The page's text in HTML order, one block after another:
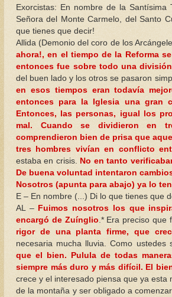
Exorcistas: En nombre de la
Señora del Monte Carmelo, del Santo
que tienes que decir!
Allida (Demonio del coro de los
ahora!, en el tiempo de la Reforma
entonces fue sobre todo una
del buen lado y los otros se pasaron
en esos tiempos eran todavía
entonces para la Iglesia una gran
Entonces, las personas, igual los
mal. Cuando se dividieron en
comprendieron bien de prisa que
tres hombres vivían en conflicto
estaba en crisis.
No en tanto
De buena voluntad intentaron
Nosotros (apunta para abajo) ya lo
E – En nombre (...) Di lo que tienes que
AL – Fuimos nosotros los que
encargó de Zuínglio .* Era preciso que
rigor de una planta firme, que
necesaria mucha lluvia. Como ustedes
que el bien. Pulula de todas
siempre más duro y más difícil. El
crece y el interesado piensa que ya
de la montaña y ser obligado a